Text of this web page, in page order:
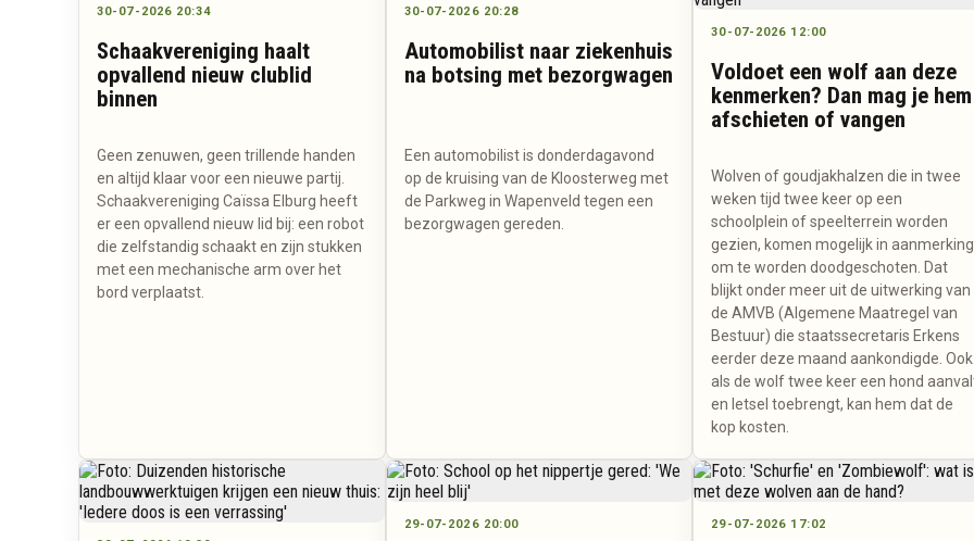
30-07-2026 20:34
Schaakvereniging haalt
opvallend nieuw clublid
binnen
Geen zenuwen, geen trillende handen
en altijd klaar voor een nieuwe partij.
Schaakvereniging Caïssa Elburg heeft
er een opvallend nieuw lid bij: een robot
die zelfstandig schaakt en zijn stukken
met een mechanische arm over het
bord verplaatst.
30-07-2026 20:28
Automobilist naar ziekenhuis
na botsing met bezorgwagen
Een automobilist is donderdagavond
op de kruising van de Kloosterweg met
de Parkweg in Wapenveld tegen een
bezorgwagen gereden.
30-07-2026 12:00
Voldoet een wolf aan deze
kenmerken? Dan mag je hem
afschieten of vangen
Wolven of goudjakhalzen die in twee
weken tijd twee keer op een
schoolplein of speelterrein worden
gezien, komen mogelijk in aanmerking
om te worden doodgeschoten. Dat
blijkt onder meer uit de uitwerking van
de AMVB (Algemene Maatregel van
Bestuur) die staatssecretaris Erkens
eerder deze maand aankondigde. Ook
als de wolf twee keer een hond
en letsel toebrengt, kan hem dat de
kop kosten.
29-07-2026 20:00 29-07-2026 17:02